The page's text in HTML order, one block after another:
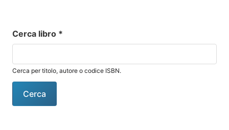
Cerca libro *
Cerca per titolo, autore o codice ISBN.